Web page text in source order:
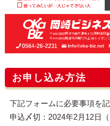
お申し込み方法
下記フォームに必要事項を
申込〆切：2024年2月12日